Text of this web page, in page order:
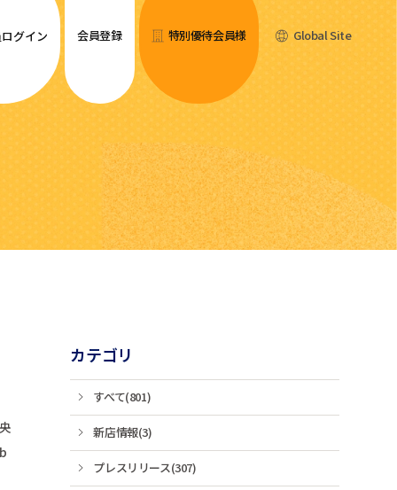
グイン 会員登録 特別優待会員様 Global Site
カテゴリ
すべて(801)
新店情報(3)
プレスリリース(307)